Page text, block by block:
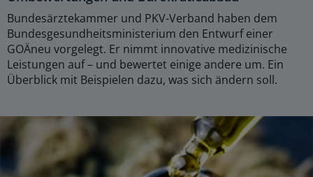
Bundesärztekammer und PKV-Verband haben dem
Bundesgesundheitsministerium den Entwurf einer
GOÄneu vorgelegt. Er nimmt innovative medizinische
Leistungen auf – und bewertet einige andere um. Ein
Überblick mit Beispielen dazu, was sich ändern soll.